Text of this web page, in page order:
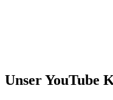
Unser YouTube